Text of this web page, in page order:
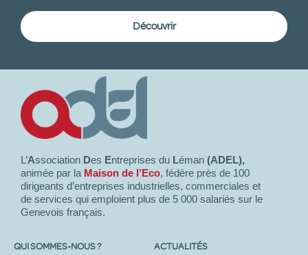
Découvrir
L’Association Des Entreprises du Léman (ADEL),
animée par la Maison de l’Eco, fédère près de 100
dirigeants d’entreprises industrielles, commerciales et
de services qui emploient plus de 5 000 salariés sur le
Genevois français.
QUI SOMMES-NOUS ? ACTUALITÉS